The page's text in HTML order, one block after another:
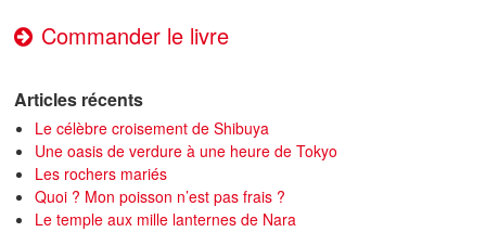
Commander le livre
Articles récents
Le célèbre croisement de Shibuya
Une oasis de verdure à une heure de Tokyo
Les rochers mariés
Quoi ? Mon poisson n’est pas frais ?
Le temple aux mille lanternes de Nara